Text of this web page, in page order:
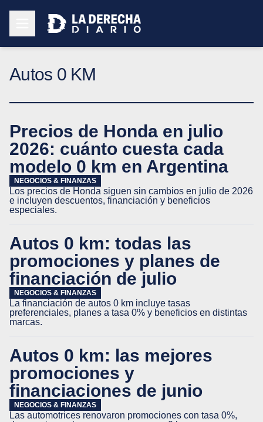
Autos 0 KM
Precios de Honda en julio
2026: cuánto cuesta cada
modelo 0 km en Argentina
NEGOCIOS & FINANZAS
Los precios de Honda siguen sin cambios en julio de 2026
e incluyen descuentos, financiación y beneficios
especiales.
Autos 0 km: todas las
promociones y planes de
financiación de julio
NEGOCIOS & FINANZAS
La financiación de autos 0 km incluye tasas
preferenciales, planes a tasa 0% y beneficios en distintas
marcas.
Autos 0 km: las mejores
promociones y
financiaciones de junio
NEGOCIOS & FINANZAS
Las automotrices renovaron promociones con tasa 0%,